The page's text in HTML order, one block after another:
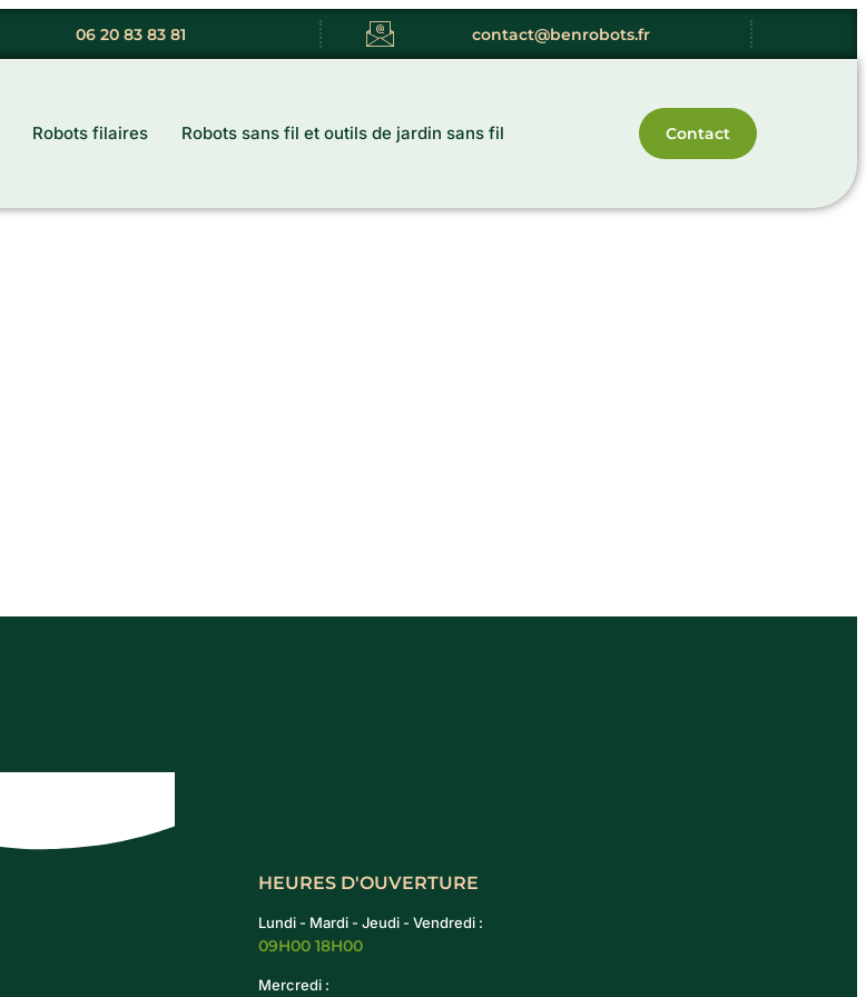
06 20 83 83 81 contact@benrobots.fr
Robots filaires Robots sans fil et outils de jardin sans fil Contact
HEURES D'OUVERTURE
Lundi - Mardi - Jeudi - Vendredi :
09H00 18H00
Mercredi :